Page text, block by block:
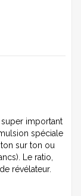
important
spéciale
sur ton ou
Le ratio,
révélateur.